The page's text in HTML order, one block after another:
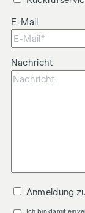
E-Mail
Nachricht
Anmeldung
Ich bin damit